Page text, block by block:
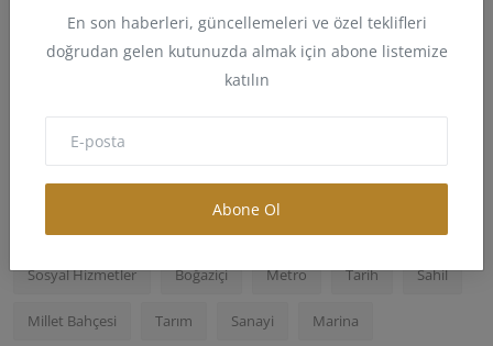
En son haberleri, güncellemeleri ve özel teklifleri
doğrudan gelen kutunuzda almak için abone listemize
katılın
Abone Ol
Samsun’da Cumhuriyet Meydanı Kentsel
Aslan Bey Nis 19, 2025 0 69
Sosyal Hizmetler Boğaziçi Metro Tarih Sahil
Millet Bahçesi Tarım Sanayi Marina